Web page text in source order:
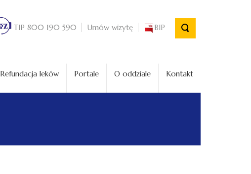
TIP 800 190 590 Umów wizytę BIP
Refundacja leków Portale O oddziale Kontakt